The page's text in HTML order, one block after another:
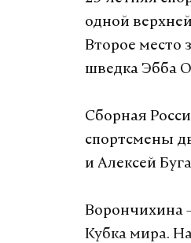
одной
Второе место
шведка Эбба
Сборная
спортсмены
и Алексей
Ворончихина
Кубка мира.